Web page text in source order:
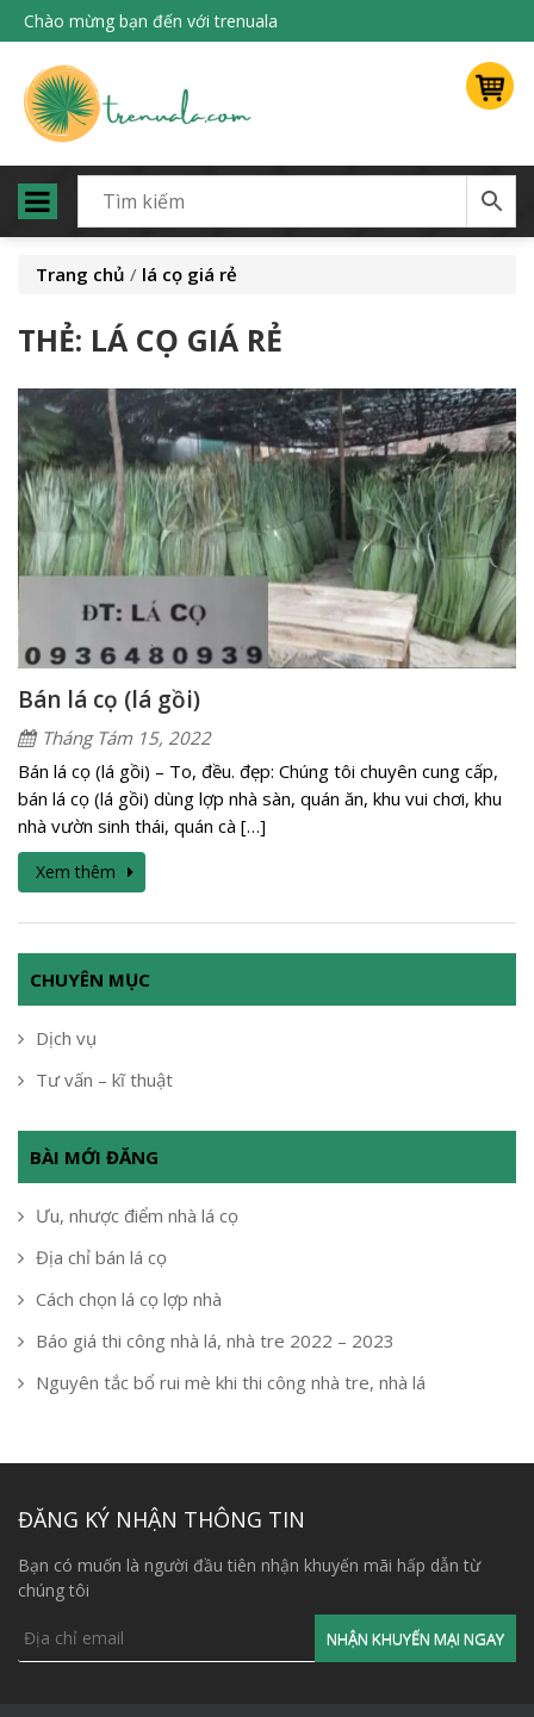
Chào mừng bạn đến với trenuala
Trang chủ / lá cọ giá rẻ
THẺ: LÁ CỌ GIÁ RẺ
Bán lá cọ (lá gồi)
Tháng Tám 15, 2022
Bán lá cọ (lá gồi) – To, đều. đẹp: Chúng tôi chuyên cung cấp,
bán lá cọ (lá gồi) dùng lợp nhà sàn, quán ăn, khu vui chơi, khu
nhà vườn sinh thái, quán cà […]
Xem thêm
CHUYÊN MỤC
Dịch vụ
Tư vấn – kĩ thuật
BÀI MỚI ĐĂNG
Ưu, nhược điểm nhà lá cọ
Địa chỉ bán lá cọ
Cách chọn lá cọ lợp nhà
Báo giá thi công nhà lá, nhà tre 2022 – 2023
Nguyên tắc bổ rui mè khi thi công nhà tre, nhà lá
ĐĂNG KÝ NHẬN THÔNG TIN
Bạn có muốn là người đầu tiên nhận khuyến mãi hấp dẫn từ
chúng tôi